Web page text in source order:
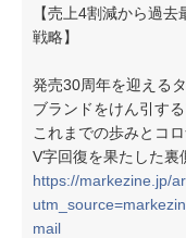
【売上4割減から過
戦略】
発売30周年を迎える
ブランドをけん引す
これまでの歩みとコ
V字回復を果たした裏
https://markezine.jp/
mail